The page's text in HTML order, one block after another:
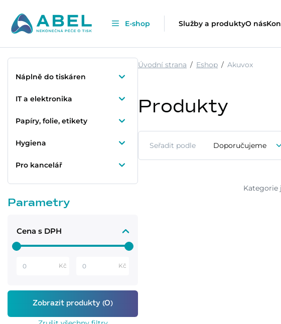
E-shop Služby a produktyO nás
Náplně do tiskáren
IT a elektronika
Papíry, folie, etikety
Hygiena
Pro kancelář
Parametry
Cena s DPH
Kč Kč
Úvodní strana Eshop Akuvox
Produkty
Seřadit podle Doporučujeme
Kategorie